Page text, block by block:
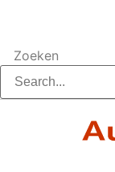
Zoeken